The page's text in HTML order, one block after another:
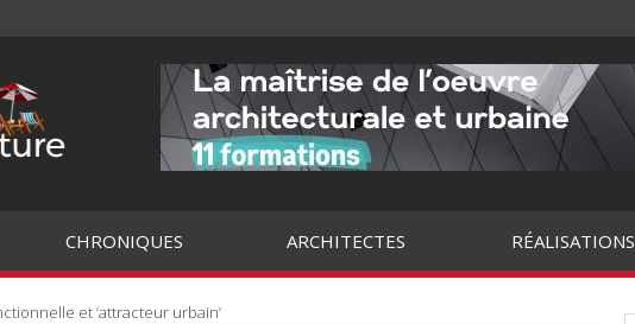
CHRONIQUES ARCHITECTES RÉALISATIONS
et ‘attracteur urbain’